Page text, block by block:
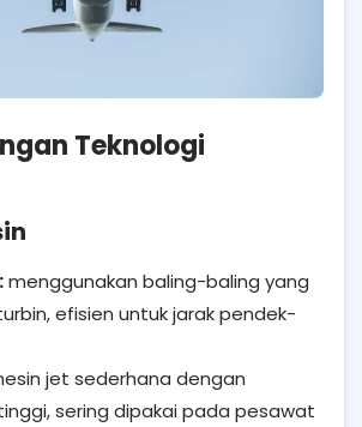
Teknologi
menggunakan baling-baling yang
efisien untuk jarak pendek-
jet sederhana dengan
sering dipakai pada pesawat